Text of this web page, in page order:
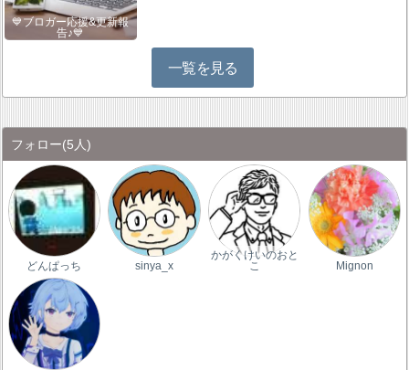
💙ブロガー応援&更新報
告♪💙
一覧を見る
フォロー(5人)
どんぱっち sinya_x
かがくけいのおと
こ
Mignon